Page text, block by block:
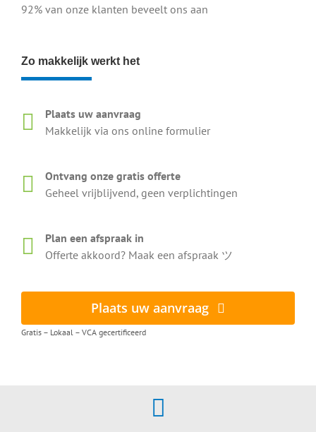
92% van onze klanten beveelt ons aan
Zo makkelijk werkt het
Plaats uw aanvraag
Makkelijk via ons online formulier
Ontvang onze gratis offerte
Geheel vrijblijvend, geen verplichtingen
Plan een afspraak in
Offerte akkoord? Maak een afspraak ツ
Plaats uw aanvraag
Gratis – Lokaal – VCA gecertificeerd